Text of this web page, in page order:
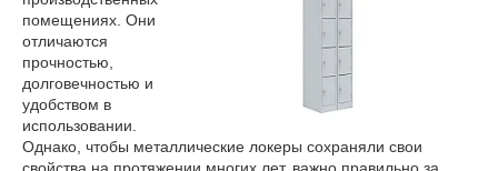
помещениях. Они
отличаются
прочностью,
долговечностью и
удобством в
использовании.
Однако, чтобы металлические локеры сохраняли свои
свойства на протяжении многих лет, важно правильно за